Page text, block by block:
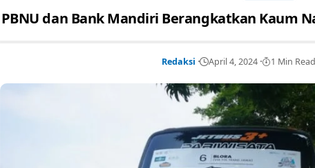
PBNU dan Bank Mandiri Berangkatkan Kaum
Redaksi April 4, 2024 1 Min Read